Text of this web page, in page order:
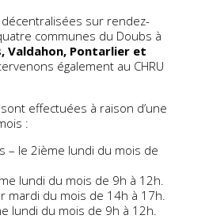
sur rendez-
communes du Doubs à
Valdahon, Pontarlier et
également au CHRU
effectuées à raison d’une
:
– le 2ième lundi du mois de
lundi du mois de 9h à 12h.
mardi du mois de 14h à 17h.
lundi du mois de 9h à 12h.